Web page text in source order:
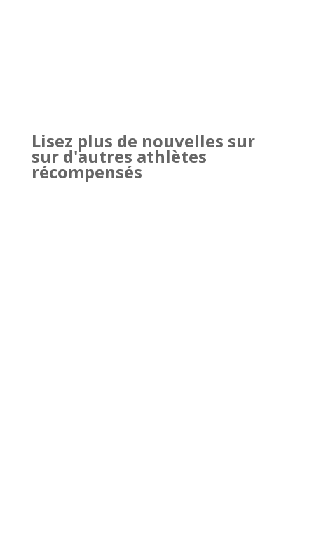
Lisez plus de nouvelles sur
sur d'autres athlètes
récompensés